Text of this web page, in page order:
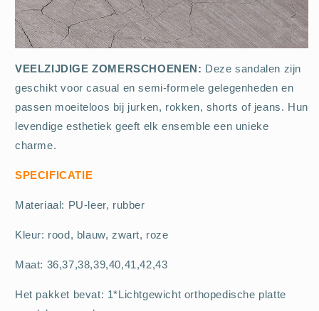
VEELZIJDIGE ZOMERSCHOENEN: Deze sandalen zijn
geschikt voor casual en semi-formele gelegenheden en
passen moeiteloos bij jurken, rokken, shorts of jeans. Hun
levendige esthetiek geeft elk ensemble een unieke
charme.
SPECIFICATIE
Materiaal: PU-leer, rubber
Kleur: rood, blauw, zwart, roze
Maat: 36,37,38,39,40,41,42,43
Het pakket bevat: 1*Lichtgewicht orthopedische platte